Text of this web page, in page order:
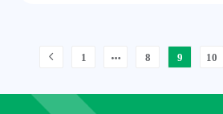
1 8 9 10